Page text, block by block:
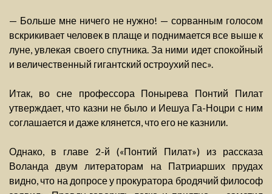
— Больше мне ничего не нужно! — сорванным голосом
вскрикивает человек в плаще и поднимается все выше к
луне, увлекая своего спутника. За ними идет спокойный
и величественный гигантский остроухий пес».
Итак, во сне профессора Понырева Понтий Пилат
утверждает, что казни не было и Иешуа Га-Ноцри с ним
соглашается и даже клянется, что его не казнили.
Однако, в главе 2-й («Понтий Пилат») из рассказа
Воланда двум литераторам на Патриарших прудах
видно, что на допросе у прокуратора бродячий философ